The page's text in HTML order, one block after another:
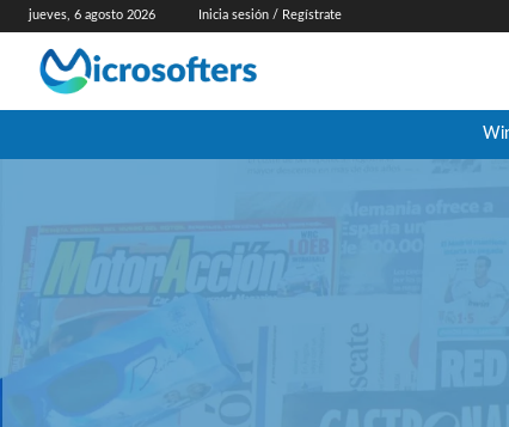
jueves, 6 agosto 2026 Inicia sesión / Regístrate